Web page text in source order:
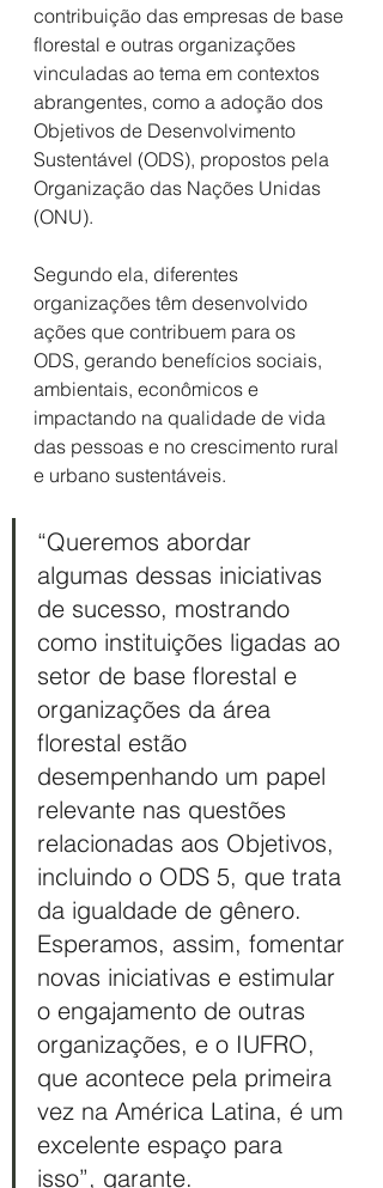
contribuição das empresas de base
florestal e outras organizações
vinculadas ao tema em contextos
abrangentes, como a adoção dos
Objetivos de Desenvolvimento
Sustentável (ODS), propostos pela
Organização das Nações Unidas
(ONU).
Segundo ela, diferentes
organizações têm desenvolvido
ações que contribuem para os
ODS, gerando benefícios sociais,
ambientais, econômicos e
impactando na qualidade de vida
das pessoas e no crescimento rural
e urbano sustentáveis.
“Queremos abordar
algumas dessas iniciativas
de sucesso, mostrando
como instituições ligadas ao
setor de base florestal e
organizações da área
florestal estão
desempenhando um papel
relevante nas questões
relacionadas aos Objetivos,
incluindo o ODS 5, que trata
da igualdade de gênero.
Esperamos, assim, fomentar
novas iniciativas e estimular
o engajamento de outras
organizações, e o IUFRO,
que acontece pela primeira
vez na América Latina, é um
excelente espaço para
isso”, garante.